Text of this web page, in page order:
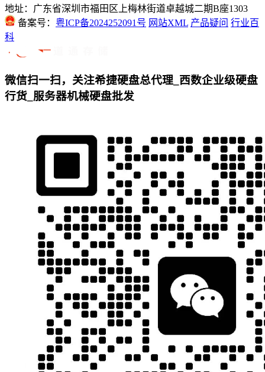
地址：广东省深圳市福田区上梅林街道卓越城二期B座1303
备案号： 粤ICP备2024252091号 网站XML 产品疑问 行业百
科
微信扫一扫，关注希捷硬盘总代理_西数企业级硬盘
行货_服务器机械硬盘批发